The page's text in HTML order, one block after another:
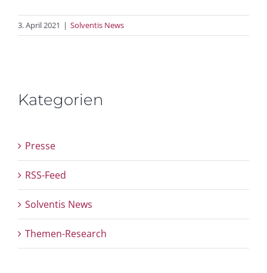
3. April 2021 | Solventis News
Kategorien
Presse
RSS-Feed
Solventis News
Themen-Research